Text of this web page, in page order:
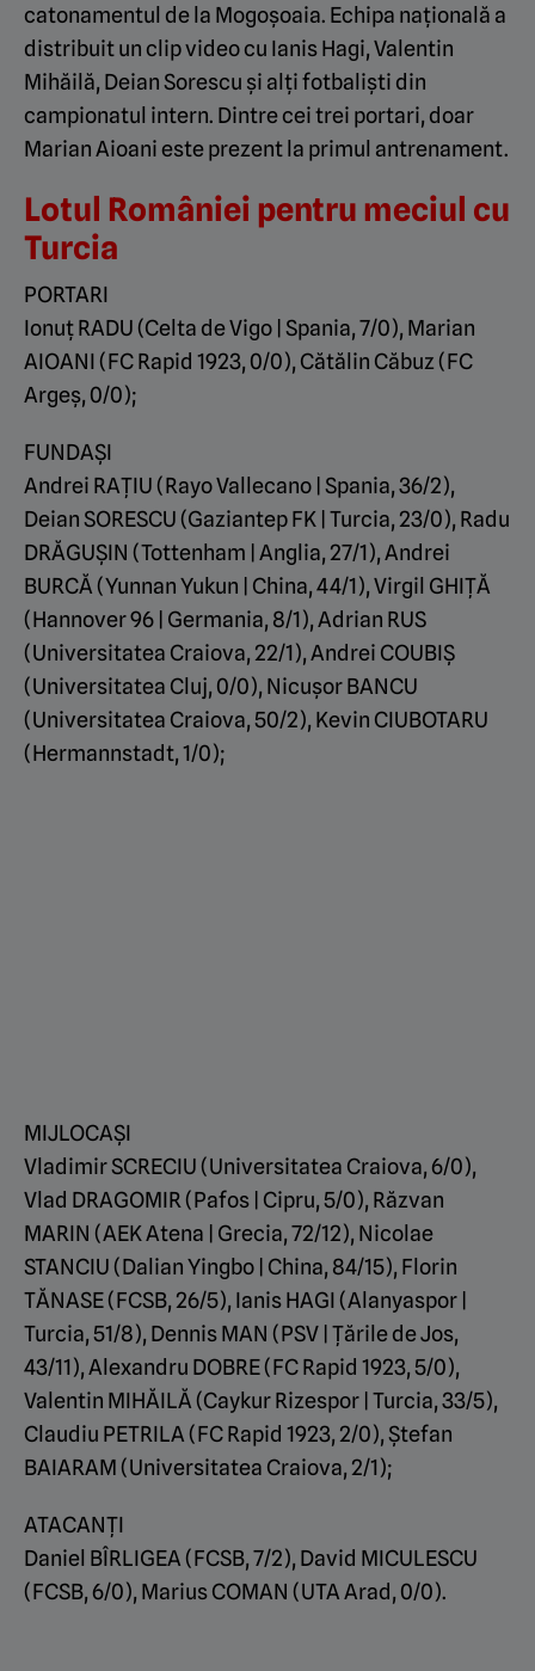
catonamentul de la Mogoșoaia. Echipa națională a
distribuit un clip video cu Ianis Hagi, Valentin
Mihăilă, Deian Sorescu și alți fotbaliști din
campionatul intern. Dintre cei trei portari, doar
Marian Aioani este prezent la primul antrenament.
Lotul României pentru meciul cu
Turcia
PORTARI
Ionuț RADU (Celta de Vigo | Spania, 7/0), Marian
AIOANI (FC Rapid 1923, 0/0), Cătălin Căbuz (FC
Argeș, 0/0);
FUNDAȘI
Andrei RAȚIU (Rayo Vallecano | Spania, 36/2),
Deian SORESCU (Gaziantep FK | Turcia, 23/0), Radu
DRĂGUȘIN (Tottenham | Anglia, 27/1), Andrei
BURCĂ (Yunnan Yukun | China, 44/1), Virgil GHIȚĂ
(Hannover 96 | Germania, 8/1), Adrian RUS
(Universitatea Craiova, 22/1), Andrei COUBIȘ
(Universitatea Cluj, 0/0), Nicușor BANCU
(Universitatea Craiova, 50/2), Kevin CIUBOTARU
(Hermannstadt, 1/0);
MIJLOCAȘI
Vladimir SCRECIU (Universitatea Craiova, 6/0),
Vlad DRAGOMIR (Pafos | Cipru, 5/0), Răzvan
MARIN (AEK Atena | Grecia, 72/12), Nicolae
STANCIU (Dalian Yingbo | China, 84/15), Florin
TĂNASE (FCSB, 26/5), Ianis HAGI (Alanyaspor |
Turcia, 51/8), Dennis MAN (PSV | Țările de Jos,
43/11), Alexandru DOBRE (FC Rapid 1923, 5/0),
Valentin MIHĂILĂ (Caykur Rizespor | Turcia, 33/5),
Claudiu PETRILA (FC Rapid 1923, 2/0), Ștefan
BAIARAM (Universitatea Craiova, 2/1);
ATACANȚI
Daniel BÎRLIGEA (FCSB, 7/2), David MICULESCU
(FCSB, 6/0), Marius COMAN (UTA Arad, 0/0).